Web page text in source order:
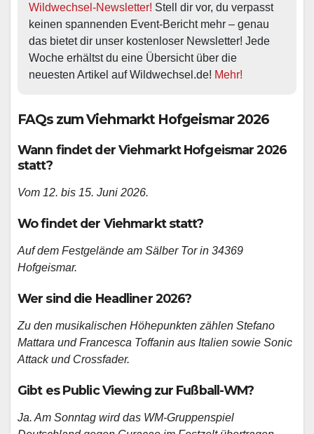
Wildwechsel-Newsletter! Stell dir vor, du verpasst
keinen spannenden Event-Bericht mehr – genau
das bietet dir unser kostenloser Newsletter! Jede
Woche erhältst du eine Übersicht über die
neuesten Artikel auf Wildwechsel.de! Mehr!
FAQs zum Viehmarkt Hofgeismar 2026
Wann findet der Viehmarkt Hofgeismar 2026
statt?
Vom 12. bis 15. Juni 2026.
Wo findet der Viehmarkt statt?
Auf dem Festgelände am Sälber Tor in 34369
Hofgeismar.
Wer sind die Headliner 2026?
Zu den musikalischen Höhepunkten zählen Stefano
Mattara und Francesca Toffanin aus Italien sowie Sonic
Attack und Crossfader.
Gibt es Public Viewing zur Fußball-WM?
Ja. Am Sonntag wird das WM-Gruppenspiel